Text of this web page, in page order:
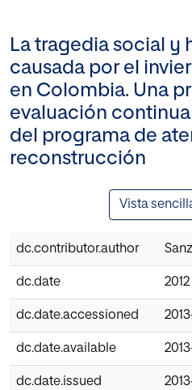
La tragedia social y
causada por el
en Colombia. Una
evaluación
del programa de
reconstrucción
Vista
dc.contributor.author
dc.date 2012
dc.date.accessioned
dc.date.available
dc.date.issued